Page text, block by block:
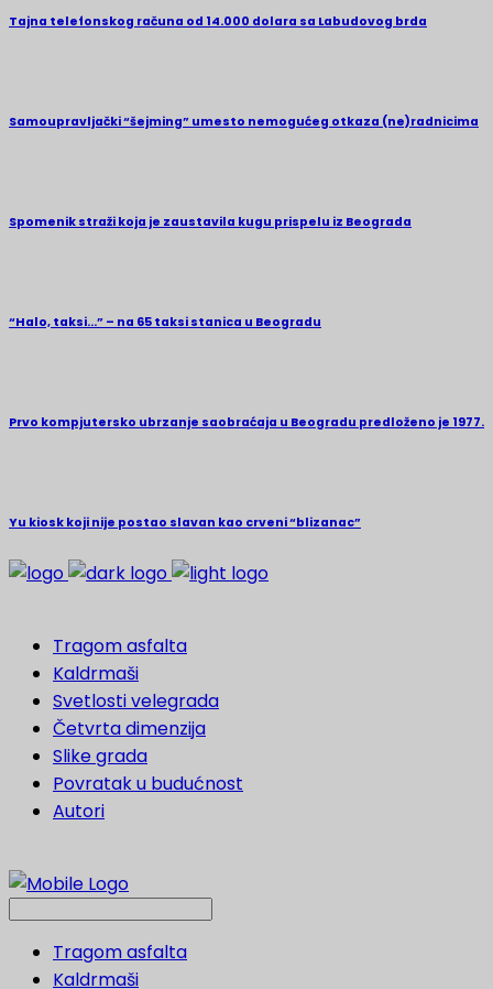
Tajna telefonskog računa od 14.000 dolara sa Labudovog brda
Samoupravljački “šejming” umesto nemogućeg otkaza (ne)radnicima
Spomenik straži koja je zaustavila kugu prispelu iz Beograda
“Halo, taksi…” – na 65 taksi stanica u Beogradu
Prvo kompjutersko ubrzanje saobraćaja u Beogradu predloženo je 1977.
Yu kiosk koji nije postao slavan kao crveni “blizanac”
Tragom asfalta
Kaldrmaši
Svetlosti velegrada
Četvrta dimenzija
Slike grada
Povratak u budućnost
Autori
Tragom asfalta
Kaldrmaši